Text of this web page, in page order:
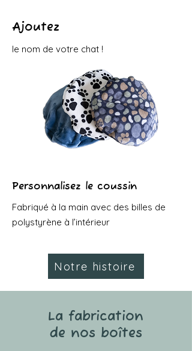
Ajoutez
le nom de votre chat !
Personnalisez le coussin
Fabriqué à la main avec des billes de
polystyrène à l’intérieur
Notre histoire
La fabrication
de nos boîtes